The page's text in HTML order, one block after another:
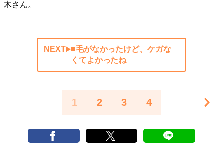
木さん。
NEXT
■毛がなかったけど、ケガな
くてよかったね
1 2 3 4